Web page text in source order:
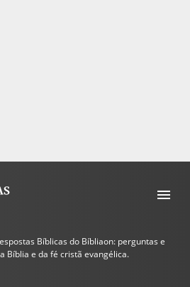
Bíblicas do Bíbliaon: perguntas e
Bíblia e da fé cristã evangélica.